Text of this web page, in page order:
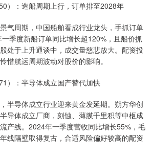
）：造船周期上行，订单排至2028年
气周期，中国船舶看成行业龙头，手抓订单
季度新船订单同比增长超120%，且船价抓
处于上升通谈中，成交量慈悲放大。配资投
惜航运周期波动对股价的影响。
）：半导体成立国产替代加快
半导体成立行业迎来黄金发延期。朔方华创
导体成立厂商，刻蚀、薄膜千里积等中枢成
产线。2024年一季度营收同比增长55%，毛
线隔壁取得复古，合适风险偏好较高的配资